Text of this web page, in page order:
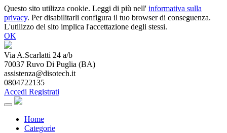
Questo sito utilizza cookie. Leggi di più nell' informativa sulla
privacy. Per disabilitarli configura il tuo browser di conseguenza.
L'utilizzo del sito implica l'accettazione degli stessi.
OK
Via A.Scarlatti 24 a/b
70037 Ruvo Di Puglia (BA)
assistenza@disotech.it
0804722135
Accedi Registrati
Home
Categorie